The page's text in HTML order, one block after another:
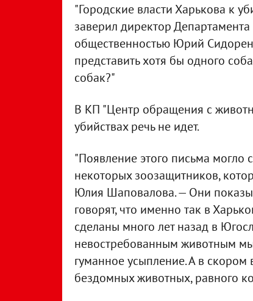
"Городские власти Харькова к
заверил директор
общественностью Юрий
представить хотя бы одного
собак?"
В КП "Центр обращения с
убийствах речь не идет.
"Появление этого письма могло
некоторых зоозащитников,
Юлия Шаповалова. — Они
говорят, что именно так в
сделаны много лет назад в
невостребованным животным
гуманное усыпление. А в
бездомных животных, равного